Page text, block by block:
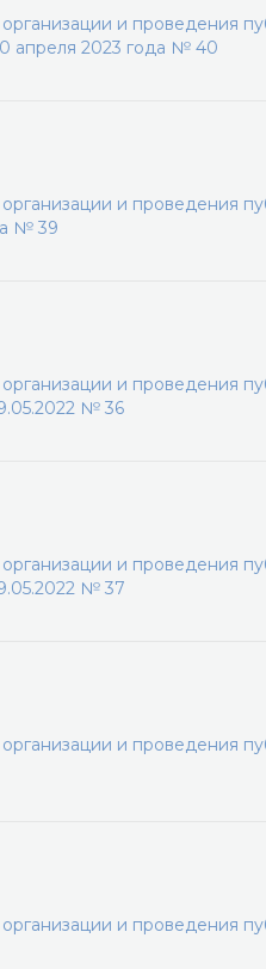
и проведения
апреля 2023 года № 40
и проведения
№ 39
и проведения
№ 36
и проведения
№ 37
и проведения
и проведения